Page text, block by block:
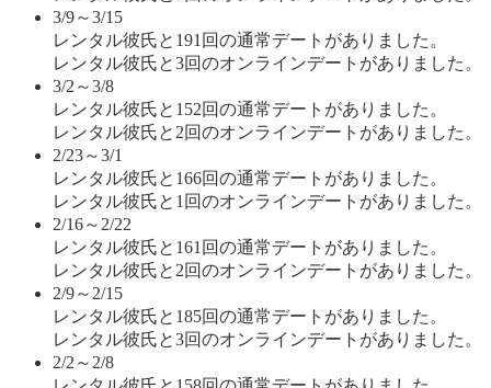
3/9～3/15
レンタル彼氏と191回の通常デートがありました。
レンタル彼氏と3回のオンラインデートがありました。
3/2～3/8
レンタル彼氏と152回の通常デートがありました。
レンタル彼氏と2回のオンラインデートがありました。
2/23～3/1
レンタル彼氏と166回の通常デートがありました。
レンタル彼氏と1回のオンラインデートがありました。
2/16～2/22
レンタル彼氏と161回の通常デートがありました。
レンタル彼氏と2回のオンラインデートがありました。
2/9～2/15
レンタル彼氏と185回の通常デートがありました。
レンタル彼氏と3回のオンラインデートがありました。
2/2～2/8